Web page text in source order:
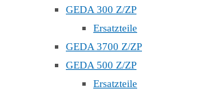
GEDA 300 Z/ZP
Ersatzteile
GEDA 3700 Z/ZP
GEDA 500 Z/ZP
Ersatzteile